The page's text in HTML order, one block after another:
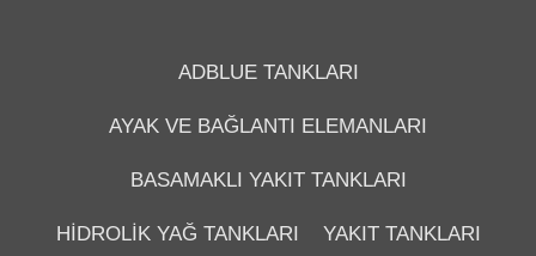
ADBLUE TANKLARI
AYAK VE BAĞLANTI ELEMANLARI
BASAMAKLI YAKIT TANKLARI
HIDROLIK YAĞ TANKLARI YAKIT TANKLARI